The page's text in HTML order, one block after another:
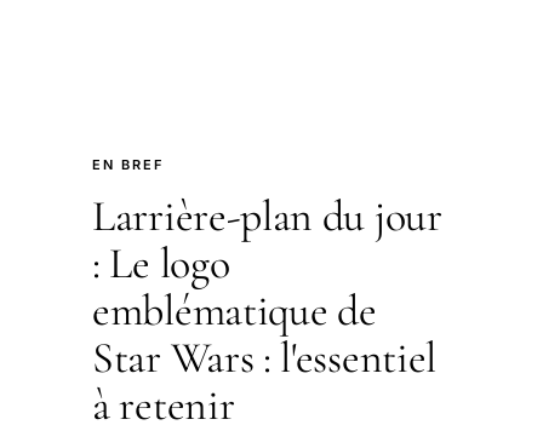
EN BREF
Larrière-plan du jour
: Le logo
emblématique de
Star Wars : l'essentiel
à retenir